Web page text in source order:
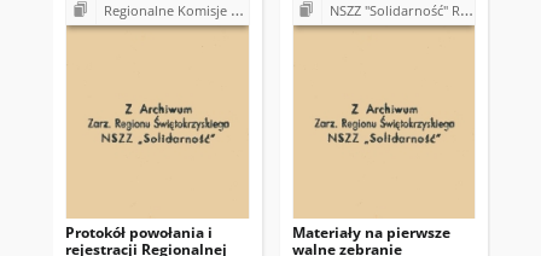
Regionalne Komisje Koordynacyjne NSZZ "Solidarność"
Protokół powołania i
rejestracji Regionalnej
NSZZ "Solidarność" Region Świętokrzyski (sprawy organizacyjne)
Materiały na pierwsze
walne zebranie